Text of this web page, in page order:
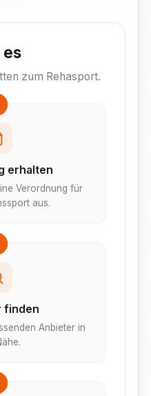
zum Rehasport.
erhalten
Verordnung für
aus.
finden
Anbieter in